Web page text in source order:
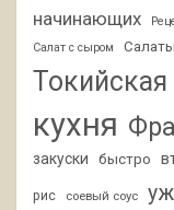
начинающих
Салат с сыром
Токийская
кухня
закуски
быстро
рис соевый соус